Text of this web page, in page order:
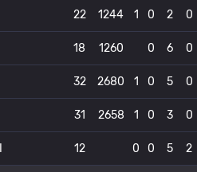
22 1244 1 0 2 0
18 1260 0 6 0
32 2680 1 0 5 0
31 2658 1 0 3 0
12 0 0 5 2